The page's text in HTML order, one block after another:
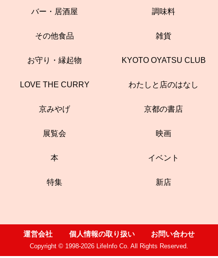
バー・居酒屋 調味料
その他食品 雑貨
お守り・縁起物 KYOTO OYATSU CLUB
LOVE THE CURRY わたしと店のはなし
京みやげ 京都の書店
展覧会 映画
本 イベント
特集 新店
運営会社 個人情報の取り扱い お問い合わせ
Copyright © 1998-2026 LifeInfo Co. All Rights Reserved.